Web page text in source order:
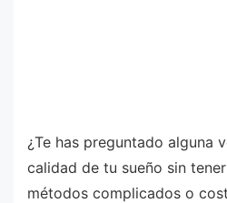
¿Te has preguntado alguna
calidad de tu sueño sin
métodos complicados o